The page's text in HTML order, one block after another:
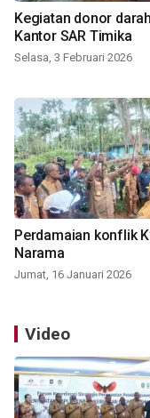
Kegiatan donor darah
Kantor SAR Timika
Selasa, 3 Februari 2026
Perdamaian konflik
Narama
Jumat, 16 Januari 2026
Video